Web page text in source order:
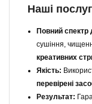
Наші
Повний спектр
сушіння,
креативних
Якість:
перевірені
Результат: